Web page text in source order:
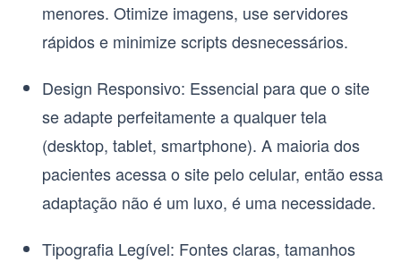
menores. Otimize imagens, use servidores
rápidos e minimize scripts desnecessários.
Design Responsivo: Essencial para que o site
se adapte perfeitamente a qualquer tela
(desktop, tablet, smartphone). A maioria dos
pacientes acessa o site pelo celular, então essa
adaptação não é um luxo, é uma necessidade.
Tipografia Legível: Fontes claras, tamanhos